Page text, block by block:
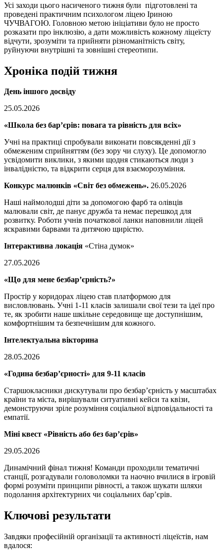
Усі заходи цього насиченого тижня були підготовлені та
проведені практичним психологом ліцею Іриною
ЧУЧВАГОЮ. Головною метою ініціативи було не просто
розказати про інклюзію, а дати можливість кожному ліцеїсту
відчути, зрозуміти та прийняти різноманітність світу,
руйнуючи внутрішні та зовнішні стереотипи.
Хроніка подій тижня
День іншого досвіду
25.05.2026
«Школа без бар’єрів: повага та рівність для всіх»
Учні на практиці спробували виконати повсякденні дії з
обмеженим сприйняттям (без зору чи слуху). Це допомогло
усвідомити виклики, з якими щодня стикаються люди з
інвалідністю, та відкрити серця для взаєморозуміння.
Конкурс малюнків «Світ без обмежень». 26.05.2026
Наші наймолодші діти за допомогою фарб та олівців
малювали світ, де панує дружба та немає перешкод для
розвитку. Роботи учнів початкової ланки наповнили ліцей
яскравими барвами та дитячою щирістю.
Інтерактивна локація «Стіна думок»
27.05.2026
«Що для мене безбар’єрність?»
Простір у коридорах ліцею став платформою для
висловлювань. Учні 1-11 класів залишали свої тези та ідеї про
те, як зробити наше шкільне середовище ще доступнішим,
комфортнішим та безпечнішим для кожного.
Інтелектуальна вікторина
28.05.2026
«Година безбар’єрності» для 9-11 класів
Старшокласники дискутували про безбар’єрність у масштабах
країни та міста, вирішували ситуативні кейси та квізи,
демонструючи зріле розуміння соціальної відповідальності та
емпатії.
Міні квест «Рівність або без бар’єрів»
29.05.2026
Динамічний фінал тижня! Команди проходили тематичні
станції, розгадували головоломки та наочно вчилися в ігровій
формі розуміти принципи рівності, а також шукати шляхи
подолання архітектурних чи соціальних бар’єрів.
Ключові результати
Завдяки професійній організації та активності ліцеїстів, нам
вдалося: